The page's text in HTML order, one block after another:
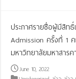
ประกาศรายชื่อผู้มีสิท
Admission ครั้งที่ 1
มหาวิทยาลัยมหาสารค
June 10, 2022